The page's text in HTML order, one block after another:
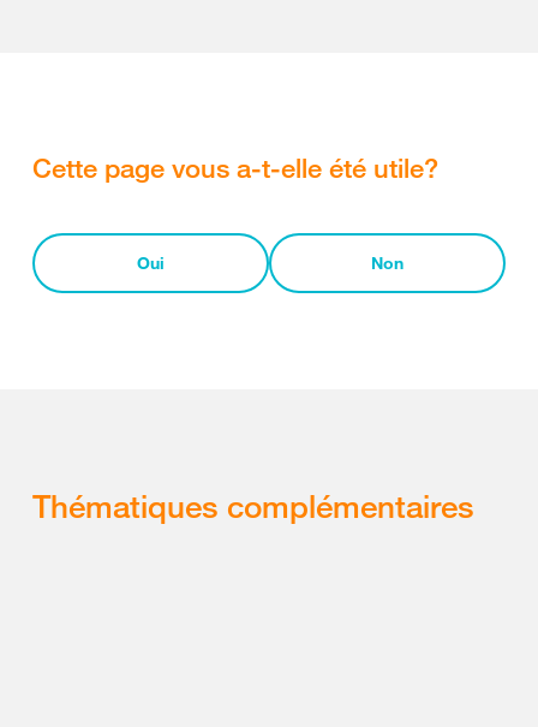
Cette page vous a-t-elle été utile?
Oui Non
Thématiques complémentaires